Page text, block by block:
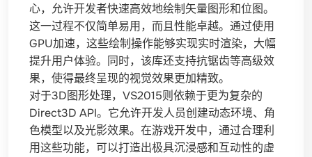
心，允许开发者快速高效地绘制矢量图形和位图。
这一过程不仅简单易用，而且性能卓越。通过使用
GPU加速，这些绘制操作能够实现实时渲染，大幅
提升用户体验。同时，该库还支持抗锯齿等高级效
果，使得最终呈现的视觉效果更加精致。
对于3D图形处理，VS2015则依赖于更为复杂的
Direct3D API。它允许开发人员创建动态环境、角
色模型以及光影效果。在游戏开发中，通过合理利
用这些功能，可以打造出极具沉浸感和互动性的虚